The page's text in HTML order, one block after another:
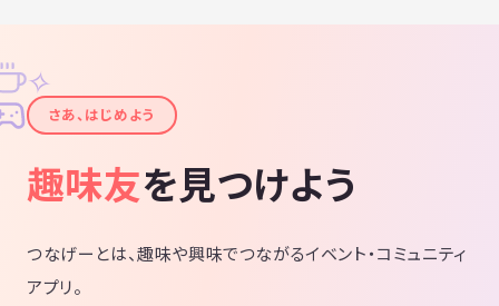
✦
✧
さあ、はじめよう
趣味友を見つけよう
つなげーとは、趣味や興味でつながるイベント・コミュニティ
アプリ。